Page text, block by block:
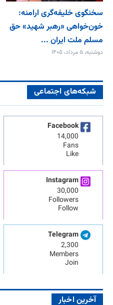
سخنگوی خلیفه‌گری ارامنه:
خون‌خواهی «رهبر شهید» حق
مسلم ملت ایران ...
دوشنبه، ۵ مرداد، ۱۴۰۵
شبکه‌های اجتماعی
Facebook
14,000
Fans
Like
Instagram
30,000
Followers
Follow
Telegram
2,300
Members
Join
آخرین اخبار